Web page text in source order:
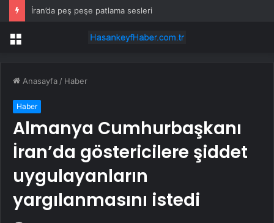
İran’da peş peşe patlama sesleri
Menü
Anasayfa / Haber
Haber
Almanya Cumhurbaşkanı
İran’da göstericilere şiddet
uygulayanların
yargılanmasını istedi